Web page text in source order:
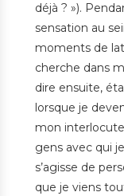
déjà ? »).
sensation au
moments de
cherche dans
dire ensuite,
lorsque je
mon
gens avec qui
s’agisse de
que je viens